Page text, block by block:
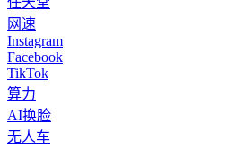
网速
Instagram
Facebook
TikTok
算力
AI换脸
无人车